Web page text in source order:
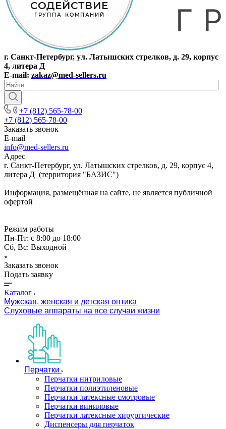
г. Санкт-Петербург, ул. Латышских стрелков, д. 29, корпус
4, литера Д
E-mail: zakaz@med-sellers.ru
+7 (812) 565-78-00
+7 (812) 565-78-00
Заказать звонок
E-mail
info@med-sellers.ru
Адрес
г. Санкт-Петербург, ул. Латышских стрелков, д. 29, корпус 4,
литера Д (территория "БАЗИС")
Информация, размещённая на сайте, не является публичной
офертой
Режим работы
Пн-Пт: с 8:00 до 18:00
Сб, Вс: Выходной
Заказать звонок
Подать заявку
Каталог
Мужская, женская и детская оптика
Слуховые аппараты на все случаи жизни
Перчатки
Перчатки нитриловые
Перчатки полиэтиленовые
Перчатки латексные смотровые
Перчатки виниловые
Перчатки латексные хирургические
Диспенсеры для перчаток